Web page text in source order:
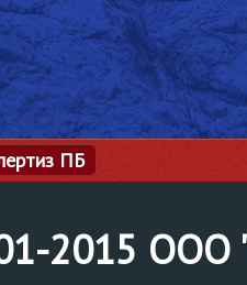
ПБ
2015